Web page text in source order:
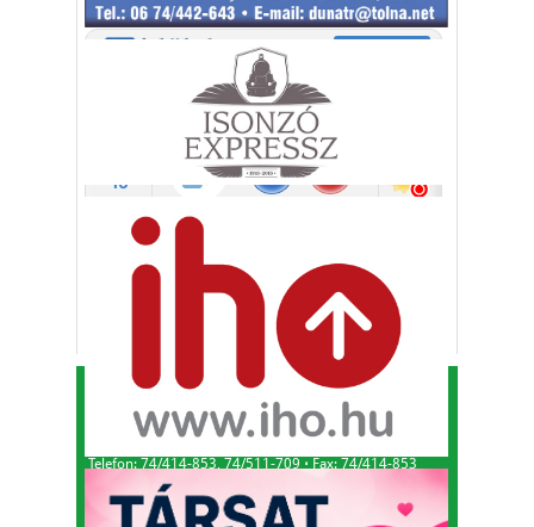
KAFI Reklám és Kommunikációs Bt.1993-2026.
Alapító - főszerkesztő: Kapfinger András
Kiadó és szerkesztőség címe: 7100 Szekszárd, Csokonai
Telefon: 74/414-853, 74/511-709 ⋅ Fax: 74/414-853
tolnamegyeikronika@gmail.com
Adószám: 26457567-2-17
Cégjegyzékszám: Cg. 17-06-